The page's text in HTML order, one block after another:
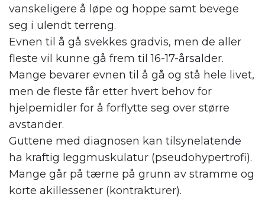
vanskeligere å løpe og hoppe samt bevege
seg i ulendt terreng.
Evnen til å gå svekkes gradvis, men de aller
fleste vil kunne gå frem til 16-17-årsalder.
Mange bevarer evnen til å gå og stå hele livet,
men de fleste får etter hvert behov for
hjelpemidler for å forflytte seg over større
avstander.
Guttene med diagnosen kan tilsynelatende
ha kraftig leggmuskulatur (pseudohypertrofi).
Mange går på tærne på grunn av stramme og
korte akillessener (kontrakturer).